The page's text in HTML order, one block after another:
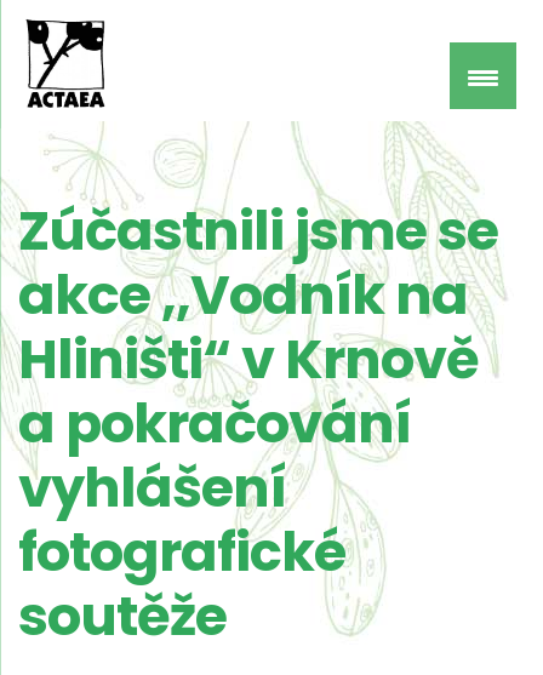
Zúčastnili jsme se
akce ,,Vodník na
Hliništi“ v Krnově
a pokračování
vyhlášení
fotografické
soutěže